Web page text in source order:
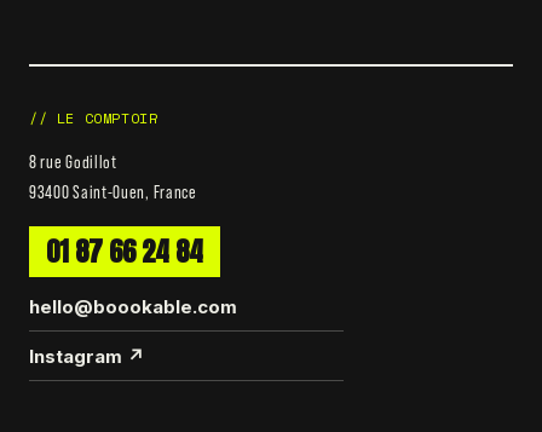
// LE COMPTOIR
8 rue Godillot
93400 Saint-Ouen, France
01 87 66 24 84
hello@boookable.com
Instagram ↗